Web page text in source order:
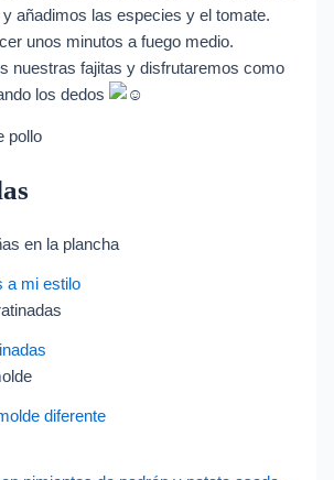
añadimos las especies y el tomate.
unos minutos a fuego medio.
nuestras fajitas y disfrutaremos como
los dedos
a mi estilo
diferente